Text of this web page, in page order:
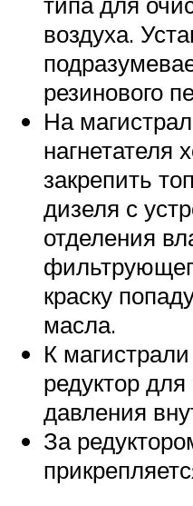
воздуха.
резинового
На
нагнетателя
закрепить
дизеля с
отделения
краску
масла.
К
редуктор
давления
За